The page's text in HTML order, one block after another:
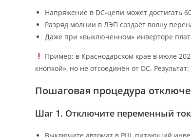
Напряжение в DC-цепи может достигать
Разряд молнии в ЛЭП создаёт волну
Даже при «выключенном» инверторе
Пример: в Краснодарском крае в июле
кнопкой», но не отсоединён от DC.
Пошаговая процедура
Шаг 1. Отключите переменный ток